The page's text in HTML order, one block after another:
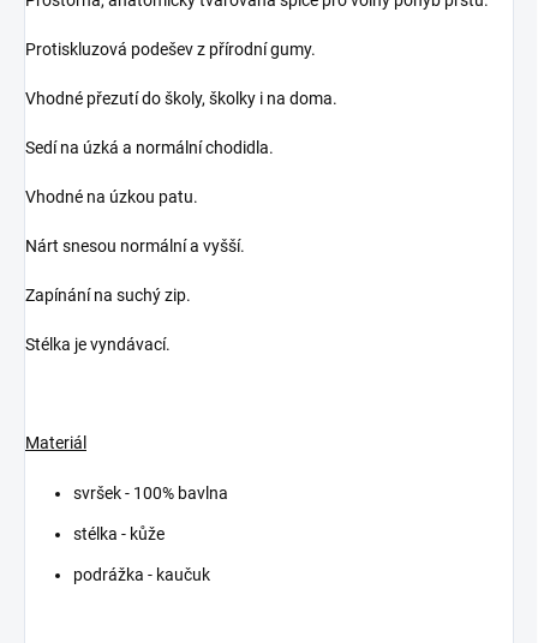
Protiskluzová podešev z přírodní gumy.
Vhodné přezutí do školy, školky i na doma.
Sedí na úzká a normální chodidla.
Vhodné na úzkou patu.
Nárt snesou normální a vyšší.
Zapínání na suchý zip.
Stélka je vyndávací.
Materiál
svršek - 100% bavlna
stélka - kůže
podrážka - kaučuk